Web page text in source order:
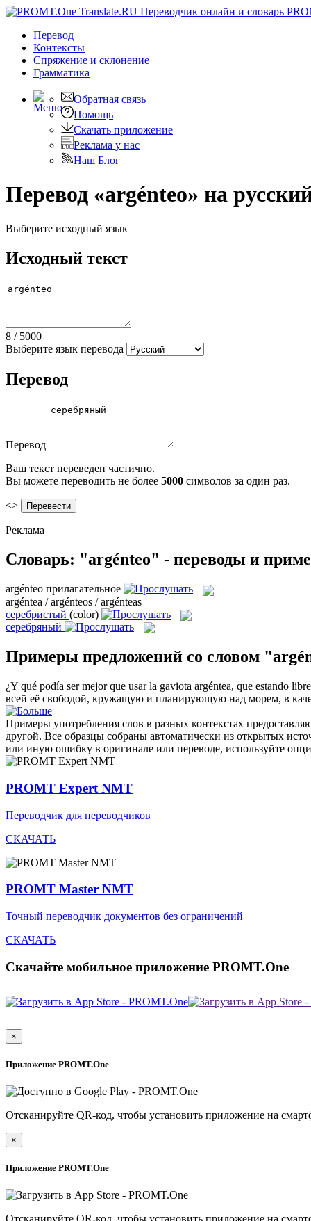
Перевод
Контексты
Спряжение и склонение
Грамматика
Обратная связь
Помощь
Скачать приложение
Реклама у нас
Наш Блог
Перевод «argénteo» на
Выберите исходный язык
Исходный текст
8 / 5000
Выберите язык перевода
Перевод
Перевод
Ваш текст переведен частично.
Вы можете переводить не более 5000 символов за один раз.
<>
Реклама
Словарь: "argénteo" - переводы и
argénteo прилагательное
argéntea / argénteos / argénteas
серебристый (color)
серебряный
Примеры предложений со словом
¿Y qué podía ser mejor que usar la gaviota argéntea, que estando
всей её свободой, кружащую и планирующую над морем, в
Примеры употребления слов в разных контекстах
другой. Все образцы собраны автоматически из открытых
или иную ошибку в оригинале или переводе, используйте
PROMT Expert NMT
Переводчик для переводчиков
СКАЧАТЬ
PROMT Master NMT
Точный переводчик документов без ограничений
СКАЧАТЬ
Скачайте мобильное приложение PROMT.One
×
Приложение PROMT.One
Отсканируйте QR-код, чтобы установить приложение на
×
Приложение PROMT.One